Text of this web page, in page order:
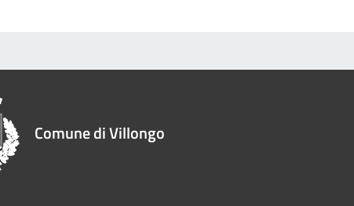
Comune di Villongo